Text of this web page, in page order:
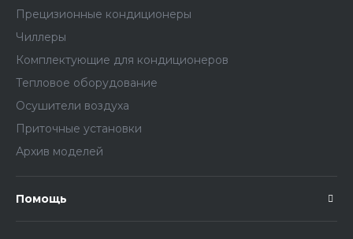
Прецизионные кондиционеры
Чиллеры
Комплектующие для кондиционеров
Тепловое оборудование
Осушители воздуха
Приточные установки
Архив моделей
Помощь